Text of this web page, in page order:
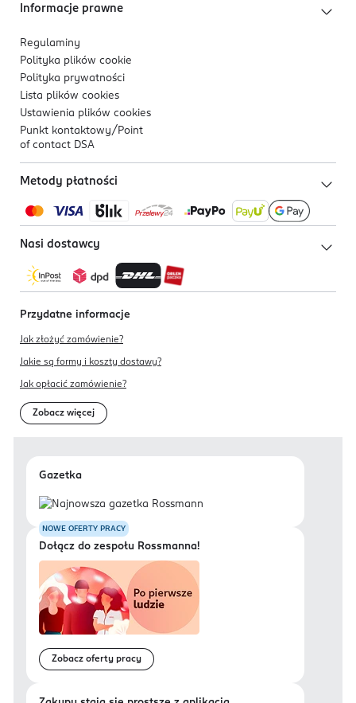
Informacje prawne
Regulaminy
Polityka plików cookie
Polityka prywatności
Lista plików cookies
Ustawienia plików cookies
Punkt kontaktowy/ Point
of contact DSA
Metody płatności
Nasi dostawcy
Przydatne informacje
Jak złożyć zamówienie?
Jakie są formy i koszty dostawy?
Jak opłacić zamówienie?
Zobacz więcej
Gazetka
NOWE OFERTY PRACY
Dołącz do zespołu Rossmanna!
Zobacz oferty pracy